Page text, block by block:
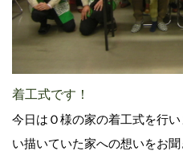
着工式です！
今日はＯ様の家の着工式を行
い描いていた家への想いをお